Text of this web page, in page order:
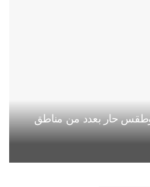
حار بعدد من مناطق